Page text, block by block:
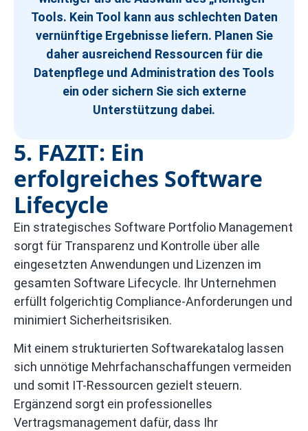
Tools. Kein Tool kann aus schlechten Daten
vernünftige Ergebnisse liefern. Planen Sie
daher ausreichend Ressourcen für die
Datenpflege und Administration des Tools
ein oder sichern Sie sich externe
Unterstützung dabei.
5. FAZIT: Ein
erfolgreiches Software
Lifecycle
Ein strategisches Software Portfolio Management
sorgt für Transparenz und Kontrolle über alle
eingesetzten Anwendungen und Lizenzen im
gesamten Software Lifecycle. Ihr Unternehmen
erfüllt folgerichtig Compliance-Anforderungen und
minimiert Sicherheitsrisiken.
Mit einem strukturierten Softwarekatalog lassen
sich unnötige Mehrfachanschaffungen vermeiden
und somit IT-Ressourcen gezielt steuern.
Ergänzend sorgt ein professionelles
Vertragsmanagement dafür, dass Ihr